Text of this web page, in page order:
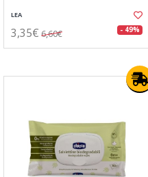
LEA
3,35€ 6,60€ - 49%